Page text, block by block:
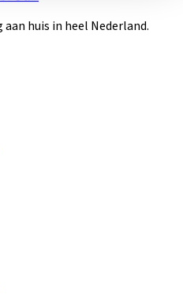
huis in heel Nederland.